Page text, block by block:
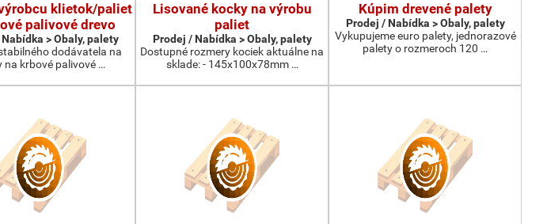
klietok/paliet
palivové drevo
> Obaly, palety
dodávatela na
na krbové palivové …
Lisované kocky na výrobu
paliet
Prodej / Nabídka > Obaly, palety
Dostupné rozmery kociek aktuálne na
sklade: - 145x100x78mm …
Kúpim drevené palety
Prodej / Nabídka > Obaly, palety
Vykupujeme euro palety, jednorazové
palety o rozmeroch 120 …